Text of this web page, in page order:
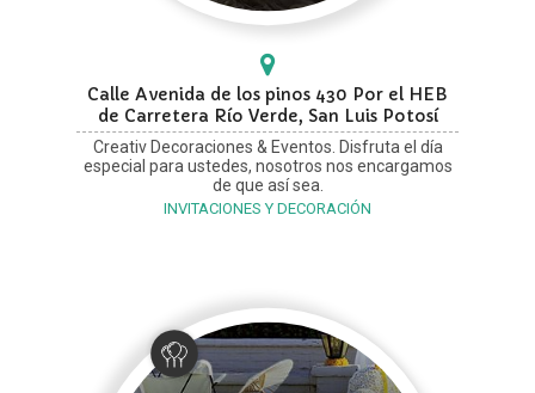
Calle Avenida de los pinos 430 Por el HEB
de Carretera Río Verde, San Luis Potosí
Creativ Decoraciones & Eventos. Disfruta el día
especial para ustedes, nosotros nos encargamos
de que así sea.
INVITACIONES Y DECORACIÓN